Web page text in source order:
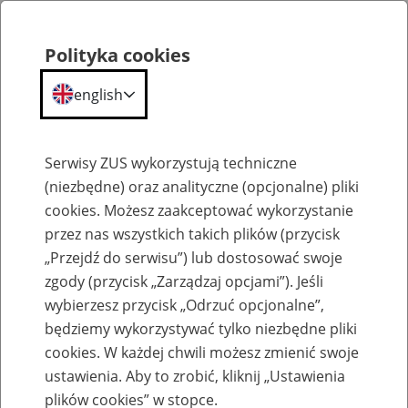
Szkolenia
Zaproś ZUS do siebie: Aktywni 50+
Polityka cookies
english
Serwisy ZUS wykorzystują techniczne
(niezbędne) oraz analityczne (opcjonalne) pliki
cookies. Możesz zaakceptować wykorzystanie
przez nas wszystkich takich plików (przycisk
„Przejdź do serwisu”) lub dostosować swoje
zgody (przycisk „Zarządzaj opcjami”). Jeśli
wybierzesz przycisk „Odrzuć opcjonalne”,
będziemy wykorzystywać tylko niezbędne pliki
cookies. W każdej chwili możesz zmienić swoje
ustawienia. Aby to zrobić, kliknij „Ustawienia
plików cookies” w stopce.